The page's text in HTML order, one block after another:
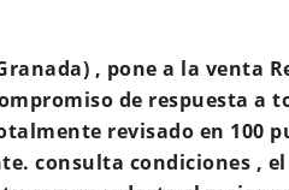
, pone a la venta
de respuesta a
revisado en
consulta condiciones ,